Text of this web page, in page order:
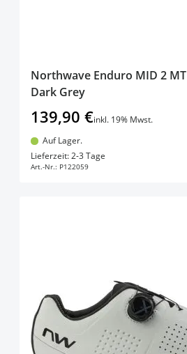
Northwave Enduro MID 2
Dark Grey
139,90 €inkl. 19% Mwst.
Auf Lager.
Lieferzeit: 2-3 Tage
Art.-Nr.: P122059